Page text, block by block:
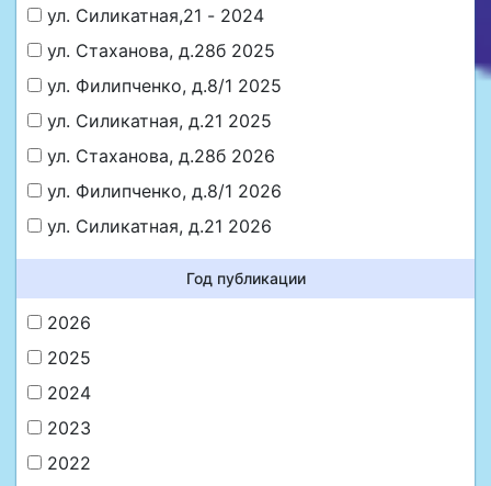
ул. Силикатная,21 - 2024
ул. Стаханова, д.28б 2025
ул. Филипченко, д.8/1 2025
ул. Силикатная, д.21 2025
ул. Стаханова, д.28б 2026
ул. Филипченко, д.8/1 2026
ул. Силикатная, д.21 2026
Год публикации
2026
2025
2024
2023
2022